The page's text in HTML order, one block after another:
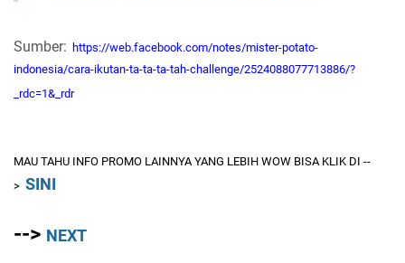
Sumber: https://web.facebook.com/notes/mister-potato-
indonesia/cara-ikutan-ta-ta-ta-tah-challenge/2524088077713886/?
_rdc=1&_rdr
MAU TAHU INFO PROMO LAINNYA YANG LEBIH WOW BISA KLIK DI --
> SINI
--> NEXT